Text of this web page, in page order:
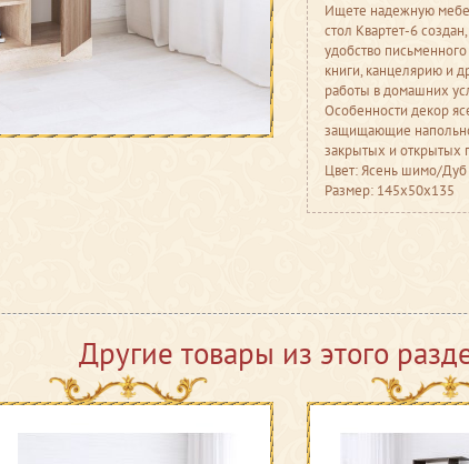
Ищете надежную
стол Квартет-6
удобство
книги, канцелярию и
работы в домашних
Особенности декор
защищающие
закрытых и открытых
Цвет: Ясень шимо/
Размер: 145x50x135
Другие товары из этого